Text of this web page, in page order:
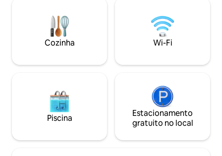
aeroporto ✅ Ponto de ônibus na porta ✅
3 minutos para a Via Expressa, Hogarth
Riverview Manor ✅ 5 minutos para o
hospital ✅ 2 minutos para a
Shoppers ✅ Perto de bons restaurantes
com a
reúna-se ao
dossel de
histórias e risos
Cozinha Wi-Fi
Piscina
Estacionamento
gratuito no local